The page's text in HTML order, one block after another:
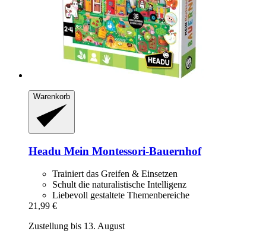
Warenkorb
Headu Mein Montessori-​Bauernhof
Trainiert das Greifen & Einsetzen
Schult die naturalistische Intelligenz
Liebevoll gestaltete Themenbereiche
21,99 €
Zustellung bis 13. August